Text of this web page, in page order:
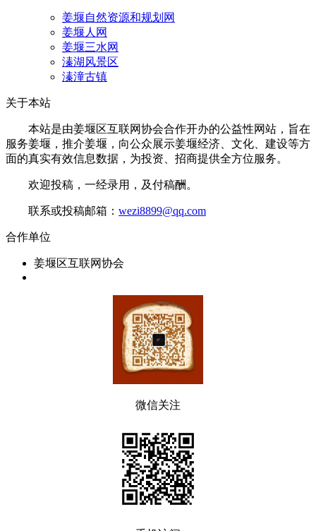
姜堰自然资源和规划网
姜堰人网
姜堰三水网
溱湖风景区
溱潼古镇
关于本站
本站是由姜堰区互联网协会合作开办的公益性网站，旨在
服务姜堰，推介姜堰，向公众展示姜堰经济、文化、建设等方
面的真实有效信息数据，为投资、招商提供全方位服务。
欢迎投稿，一经录用，及付稿酬。
联系或投稿邮箱： wezi8899@qq.com
合作单位
姜堰区互联网协会
微信关注